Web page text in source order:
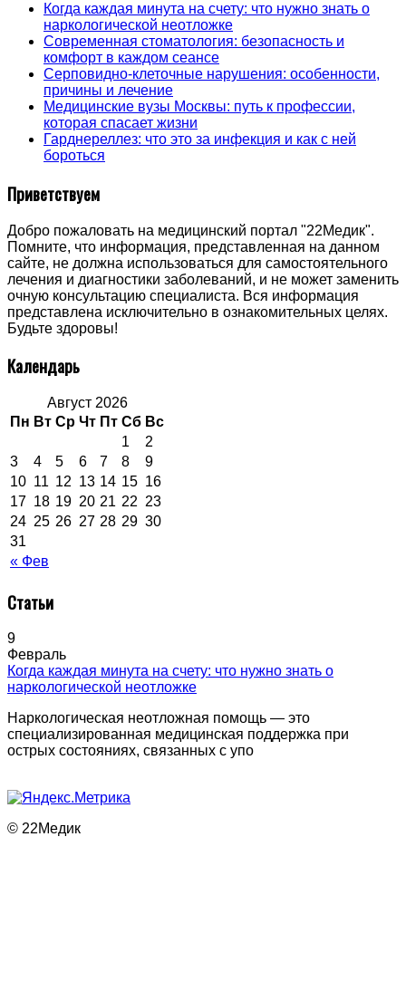
Когда каждая минута на счету: что нужно знать о
наркологической неотложке
Современная стоматология: безопасность и
комфорт в каждом сеансе
Серповидно-клеточные нарушения: особенности,
причины и лечение
Медицинские вузы Москвы: путь к профессии,
которая спасает жизни
Гарднереллез: что это за инфекция и как с ней
бороться
Приветствуем
Добро пожаловать на медицинский портал "22Медик".
Помните, что информация, представленная на данном
сайте, не должна использоваться для самостоятельного
лечения и диагностики заболеваний, и не может заменить
очную консультацию специалиста. Вся информация
представлена исключительно в ознакомительных целях.
Будьте здоровы!
Календарь
Август 2026
Пн Вт Ср Чт Пт Сб Вс
« Фев
1
2
3
4 5 6 7 8
9
10 11 12 13 14 15 16
17 18 19 20 21 22 23
24 25 26 27 28 29 30
31
Статьи
9
Февраль
Когда каждая минута на счету: что нужно знать о
наркологической неотложке
Наркологическая неотложная помощь — это
специализированная медицинская поддержка при
острых состояниях, связанных с упо
© 22Медик